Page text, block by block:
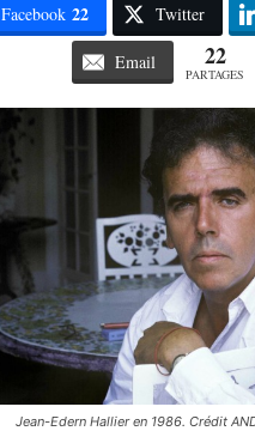
Facebook 22 Twitter
Email 22
PARTAGES
Jean-Edern Hallier en 1986. Crédit